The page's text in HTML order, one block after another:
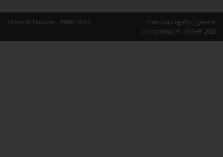
18 rue de l'Arcade - 75008 PARIS mentions légales | gérer le
consentement | @GHR 2026